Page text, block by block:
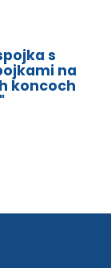
s
na
koncoch